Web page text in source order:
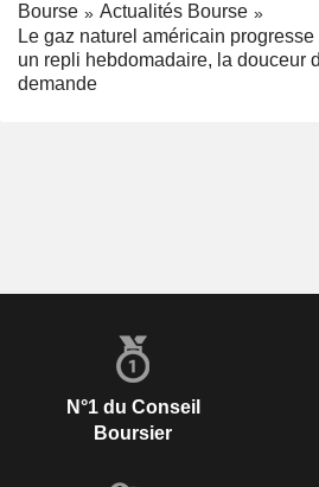
Bourse
Actualités Bourse
Le gaz naturel américain
un repli hebdomadaire, la douceur
demande
N°1 du Conseil
Boursier